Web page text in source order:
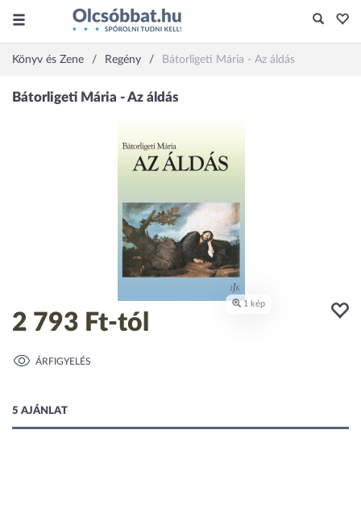
Könyv és Zene Regény Bátorligeti Mária - Az áldás
2 793 Ft-tól
ÁRFIGYELÉS
5 AJÁNLAT